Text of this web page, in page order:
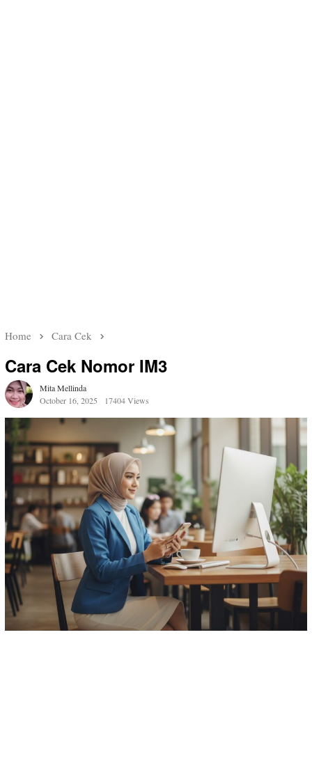
Home Cara Cek
Cara Cek Nomor IM3
Mita Mellinda
October 16, 2025
17404 Views